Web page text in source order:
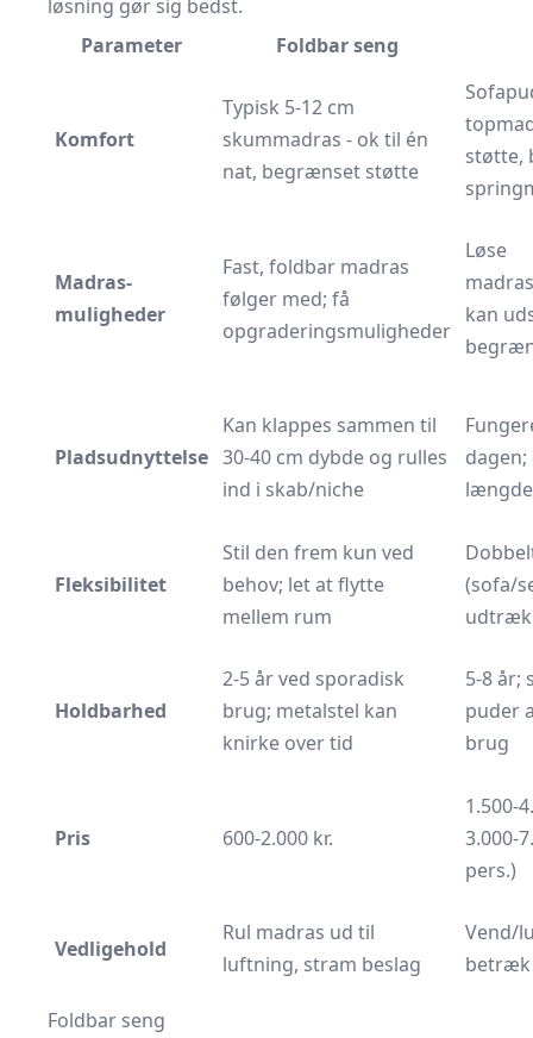
løsning gør sig bedst.
Parameter
Foldbar seng
Komfort
Typisk 5-12 cm
skummadras - ok til én
nat, begrænset støtte
støtte,
Madras­
muligheder
Fast, foldbar madras
følger med; få
opgraderingsmuligheder
Løse
kan
Pladsudnyttelse
Kan klappes sammen til
30-40 cm dybde og rulles
ind i skab/niche
Fleksibilitet
Stil den frem kun ved
behov; let at flytte
mellem rum
(sofa/
Holdbarhed
2-5 år ved sporadisk
brug; metalstel kan
knirke over tid
5-8 år;
puder
brug
Pris 600-2.000 kr.
1.500-
3.000-
pers.)
Vedligehold
Rul madras ud til
luftning, stram beslag
Vend/
Foldbar seng